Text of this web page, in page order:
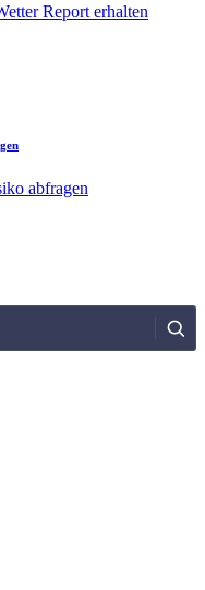
Report erhalten
abfragen